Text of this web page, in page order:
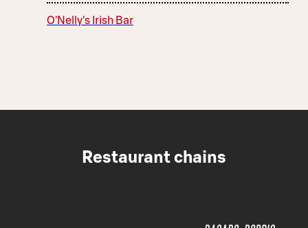
O'Nelly's Irish Bar
Restaurant chains